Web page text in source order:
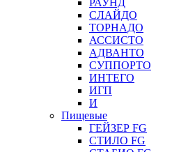
РАУНД
СЛАЙДО
ТОРНАДО
АССИСТО
АДВАНТО
СУППОРТО
ИНТЕГО
ИГП
И
Пищевые
ГЕЙЗЕР FG
СТИЛО FG